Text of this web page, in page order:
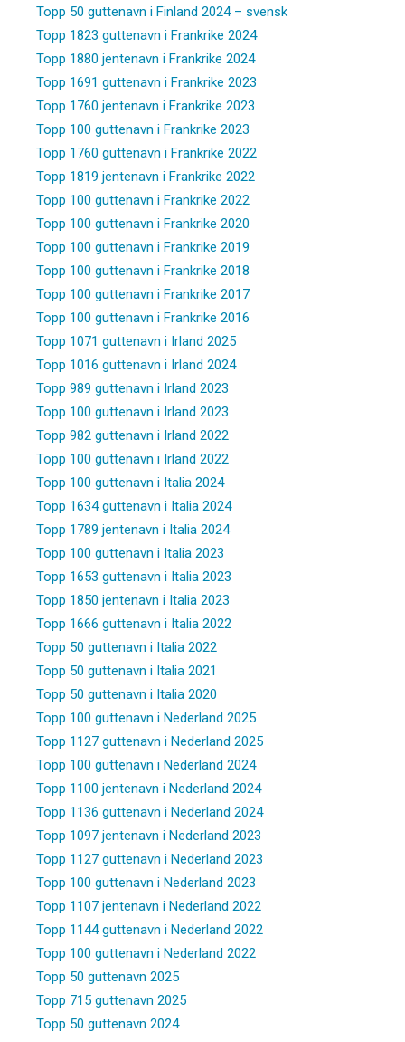
Topp 50 guttenavn i Finland 2024 – svensk
Topp 1823 guttenavn i Frankrike 2024
Topp 1880 jentenavn i Frankrike 2024
Topp 1691 guttenavn i Frankrike 2023
Topp 1760 jentenavn i Frankrike 2023
Topp 100 guttenavn i Frankrike 2023
Topp 1760 guttenavn i Frankrike 2022
Topp 1819 jentenavn i Frankrike 2022
Topp 100 guttenavn i Frankrike 2022
Topp 100 guttenavn i Frankrike 2020
Topp 100 guttenavn i Frankrike 2019
Topp 100 guttenavn i Frankrike 2018
Topp 100 guttenavn i Frankrike 2017
Topp 100 guttenavn i Frankrike 2016
Topp 1071 guttenavn i Irland 2025
Topp 1016 guttenavn i Irland 2024
Topp 989 guttenavn i Irland 2023
Topp 100 guttenavn i Irland 2023
Topp 982 guttenavn i Irland 2022
Topp 100 guttenavn i Irland 2022
Topp 100 guttenavn i Italia 2024
Topp 1634 guttenavn i Italia 2024
Topp 1789 jentenavn i Italia 2024
Topp 100 guttenavn i Italia 2023
Topp 1653 guttenavn i Italia 2023
Topp 1850 jentenavn i Italia 2023
Topp 1666 guttenavn i Italia 2022
Topp 50 guttenavn i Italia 2022
Topp 50 guttenavn i Italia 2021
Topp 50 guttenavn i Italia 2020
Topp 100 guttenavn i Nederland 2025
Topp 1127 guttenavn i Nederland 2025
Topp 100 guttenavn i Nederland 2024
Topp 1100 jentenavn i Nederland 2024
Topp 1136 guttenavn i Nederland 2024
Topp 1097 jentenavn i Nederland 2023
Topp 1127 guttenavn i Nederland 2023
Topp 100 guttenavn i Nederland 2023
Topp 1107 jentenavn i Nederland 2022
Topp 1144 guttenavn i Nederland 2022
Topp 100 guttenavn i Nederland 2022
Topp 50 guttenavn 2025
Topp 715 guttenavn 2025
Topp 50 guttenavn 2024